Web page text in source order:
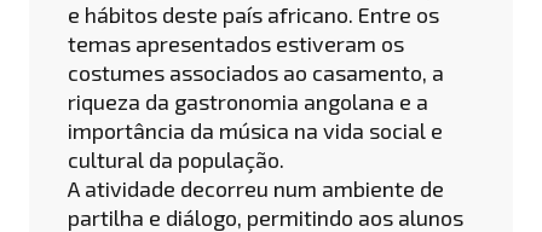
e hábitos deste país africano. Entre os
temas apresentados estiveram os
costumes associados ao casamento, a
riqueza da gastronomia angolana e a
importância da música na vida social e
cultural da população.
A atividade decorreu num ambiente de
partilha e diálogo, permitindo aos alunos